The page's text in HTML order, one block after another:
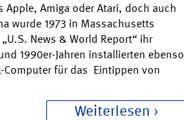
Amiga oder Atari, doch auch
wurde 1973 in Massachusetts
News & World Report“ ihr
1990er-Jahren installierten ebenso
für das Eintippen von
Weiterlesen